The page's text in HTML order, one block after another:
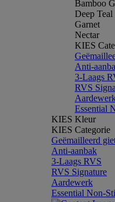
Bamboo
Deep Teal
Garnet
Nectar
KIES
Anti-
3-Laags
RVS
Essential
KIES Kleur
KIES Categorie
Geëmailleerd
Anti-aanbak
3-Laags RVS
RVS Signature
Aardewerk
Essential Non-